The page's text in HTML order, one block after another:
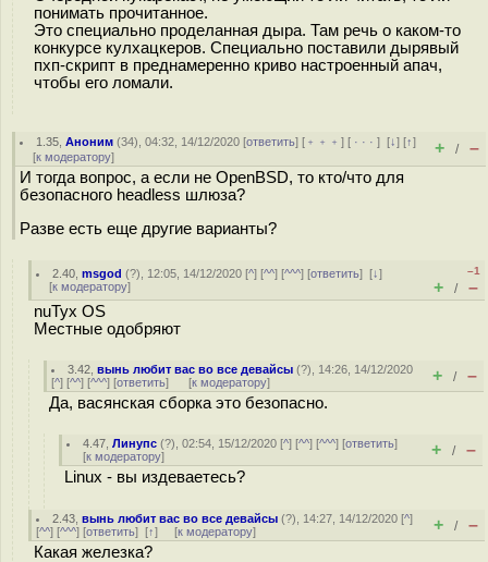
понимать прочитанное.
Это специально проделанная дыра. Там речь о каком-то
конкурсе кулхацкеров. Специально поставили дырявый
пхп-скрипт в преднамеренно криво настроенный апач,
чтобы его ломали.
1.35 ,Аноним (34), 04:32, 14/12/2020 [ответить] [ ﹢﹢﹢] [ · · ·][↓] [↑]
[к модератору] + / –
И тогда вопрос, а если не OpenBSD, то кто/что для
безопасного headless шлюза?
Разве есть еще другие варианты?
2.40 ,msgod (?), 12:05, 14/12/2020 [^] [^^] [^^^] [ответить][↓]
[к модератору]
–1
+ / –
nuTyx OS
Местные одобряют
3.42 ,вынь любит вас во все девайсы (?), 14:26, 14/12/2020
[^] [^^] [^^^] [ответить] [к модератору] + / –
Да, васянская сборка это безопасно.
4.47 ,Линупс (?), 02:54, 15/12/2020 [^] [^^] [^^^] [ответить]
[к модератору] + / –
Linux - вы издеваетесь?
2.43 ,вынь любит вас во все девайсы (?), 14:27, 14/12/2020 [^]
[^^] [^^^] [ответить] [↑] [к модератору] + / –
Какая железка?